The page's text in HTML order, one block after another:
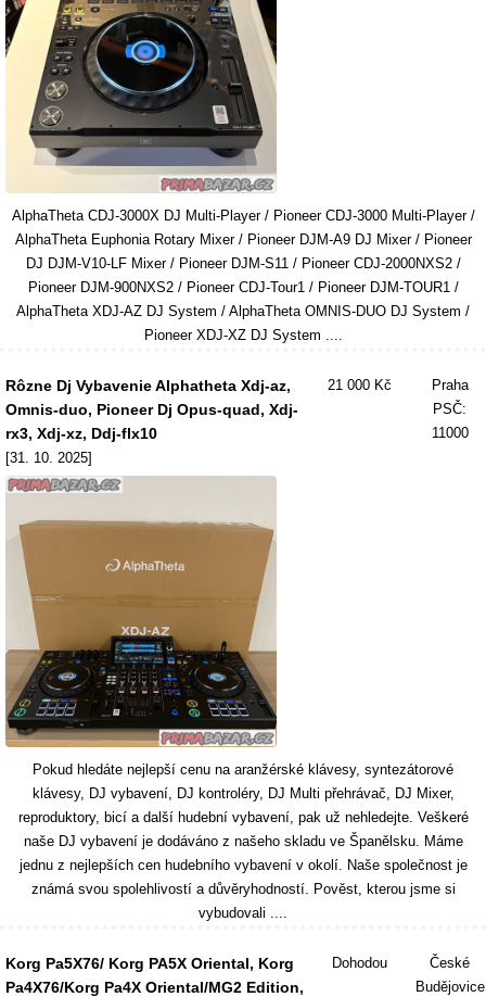
AlphaTheta CDJ-3000X DJ Multi-Player / Pioneer CDJ-3000 Multi-Player /
AlphaTheta Euphonia Rotary Mixer / Pioneer DJM-A9 DJ Mixer / Pioneer
DJ DJM-V10-LF Mixer / Pioneer DJM-S11 / Pioneer CDJ-2000NXS2 /
Pioneer DJM-900NXS2 / Pioneer CDJ-Tour1 / Pioneer DJM-TOUR1 /
AlphaTheta XDJ-AZ DJ System / AlphaTheta OMNIS-DUO DJ System /
Pioneer XDJ-XZ DJ System ....
Rôzne Dj Vybavenie Alphatheta Xdj-az,
Omnis-duo, Pioneer Dj Opus-quad, Xdj-
rx3, Xdj-xz, Ddj-flx10
[31. 10. 2025]
21 000 Kč
Praha
PSČ:
11000
Pokud hledáte nejlepší cenu na aranžérské klávesy, syntezátorové
klávesy, DJ vybavení, DJ kontroléry, DJ Multi přehrávač, DJ Mixer,
reproduktory, bicí a další hudební vybavení, pak už nehledejte. Veškeré
naše DJ vybavení je dodáváno z našeho skladu ve Španělsku. Máme
jednu z nejlepších cen hudebního vybavení v okolí. Naše společnost je
známá svou spolehlivostí a důvěryhodností. Pověst, kterou jsme si
vybudovali ....
Korg Pa5X76/ Korg PA5X Oriental, Korg
Pa4X76/Korg Pa4X Oriental/MG2 Edition,
Dohodou
České
Budějovice